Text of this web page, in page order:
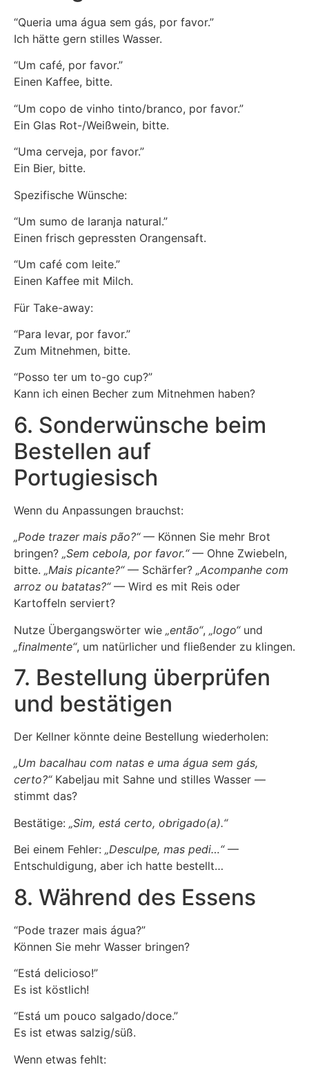
“Queria uma água sem gás, por favor.”
Ich hätte gern stilles Wasser.
“Um café, por favor.”
Einen Kaffee, bitte.
“Um copo de vinho tinto/branco, por favor.”
Ein Glas Rot-/Weißwein, bitte.
“Uma cerveja, por favor.”
Ein Bier, bitte.
Spezifische Wünsche:
“Um sumo de laranja natural.”
Einen frisch gepressten Orangensaft.
“Um café com leite.”
Einen Kaffee mit Milch.
Für Take-away:
“Para levar, por favor.”
Zum Mitnehmen, bitte.
“Posso ter um to-go cup?”
Kann ich einen Becher zum Mitnehmen haben?
6. Sonderwünsche beim
Bestellen auf
Portugiesisch
Wenn du Anpassungen brauchst:
„Pode trazer mais pão?“— Können Sie mehr Brot
bringen? „Sem cebola, por favor.“— Ohne Zwiebeln,
bitte. „Mais picante?“— Schärfer? „Acompanhe com
arroz ou batatas?“— Wird es mit Reis oder
Kartoffeln serviert?
Nutze Übergangswörter wie „então“, „logo“und
„finalmente“, um natürlicher und fließender zu klingen.
7. Bestellung überprüfen
und bestätigen
Der Kellner könnte deine Bestellung wiederholen:
„Um bacalhau com natas e uma água sem gás,
certo?“Kabeljau mit Sahne und stilles Wasser —
stimmt das?
Bestätige: „Sim, está certo, obrigado(a).“
Bei einem Fehler: „Desculpe, mas pedi…“—
Entschuldigung, aber ich hatte bestellt…
8. Während des Essens
“Pode trazer mais água?”
Können Sie mehr Wasser bringen?
“Está delicioso!”
Es ist köstlich!
“Está um pouco salgado/doce.”
Es ist etwas salzig/süß.
Wenn etwas fehlt: